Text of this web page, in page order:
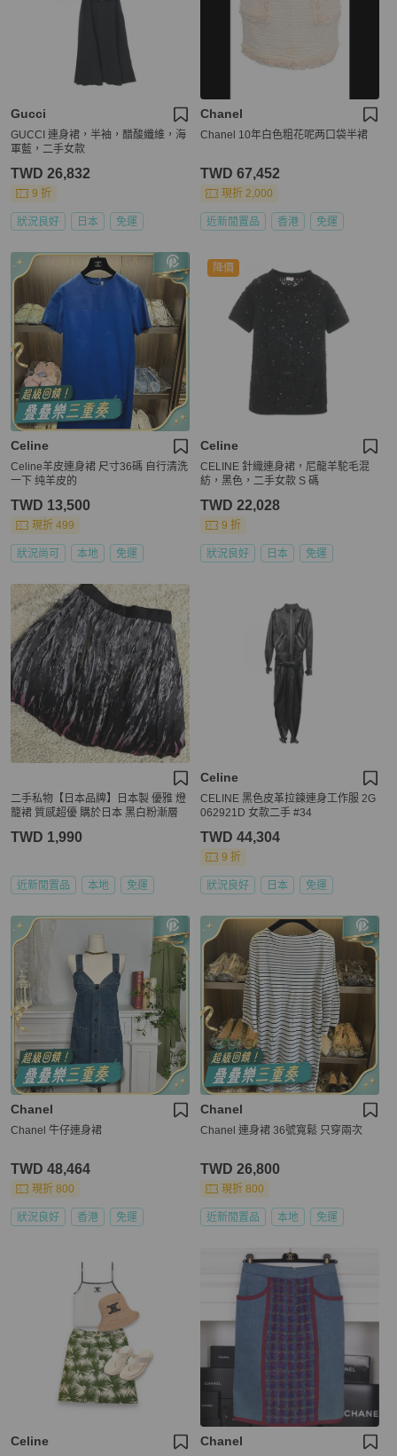
Gucci
GUCCI 連身裙，半袖，醋酸纖維，海
軍藍，二手女款
TWD 26,832
9 折
狀況良好 日本 免運
Chanel
Chanel 10年白色粗花呢两口袋半裙
TWD 67,452
現折 2,000
近新閒置品 香港 免運
Celine
Celine羊皮連身裙 尺寸36碼 自行清洗
一下 纯羊皮的
TWD 13,500
現折 499
狀況尚可 本地 免運
降價
Celine
CELINE 針織連身裙，尼龍羊駝毛混
紡，黑色，二手女款 S 碼
TWD 22,028
9 折
狀況良好 日本 免運
二手私物【日本品牌】日本製 優雅 燈
籠裙 質感超優 購於日本 黑白粉漸層
TWD 1,990
近新閒置品 本地 免運
Celine
CELINE 黑色皮革拉鍊連身工作服 2G
062921D 女款二手 #34
TWD 44,304
9 折
狀況良好 日本 免運
Chanel
Chanel 牛仔連身裙
TWD 48,464
現折 800
狀況良好 香港 免運
Chanel
Chanel 連身裙 36號寬鬆 只穿兩次
TWD 26,800
現折 800
近新閒置品 本地 免運
Celine Chanel